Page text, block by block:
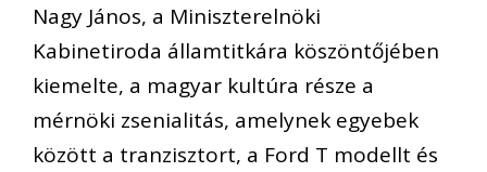
Nagy János, a Miniszterelnöki
Kabinetiroda államtitkára köszöntőjében
kiemelte, a magyar kultúra része a
mérnöki zsenialitás, amelynek egyebek
között a tranzisztort, a Ford T modellt és